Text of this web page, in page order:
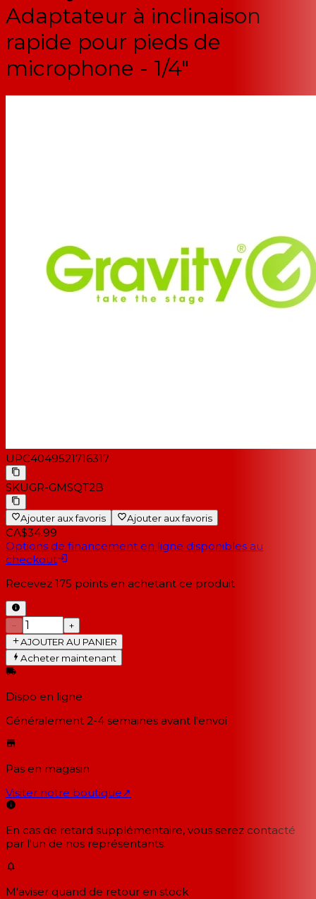
Adaptateur à inclinaison
rapide pour pieds de
microphone - 1/4"
UPC4049521716317
SKUGR-GMSQT2B
Ajouter aux favoris Ajouter aux favoris
CA$34.99
Options de financement en ligne disponibles au
checkout
Recevez 175 points en achetant ce produit
−
+
AJOUTER AU PANIER
Acheter maintenant
Dispo en ligne
Généralement 2-4 semaines avant l'envoi
Pas en magasin
Visiter notre boutique↗
En cas de retard supplémentaire, vous serez contacté
par l'un de nos représentants.
M'aviser quand de retour en stock